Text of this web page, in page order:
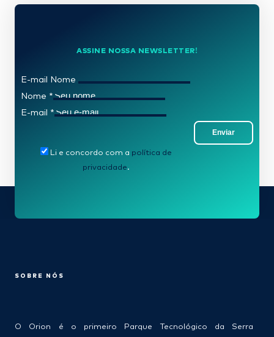
ASSINE NOSSA NEWSLETTER!
E-mail Nome
Nome *
E-mail *
Enviar
Li e concordo com a política de
privacidade.
SOBRE NÓS
O Orion é o primeiro Parque Tecnológico da Serra